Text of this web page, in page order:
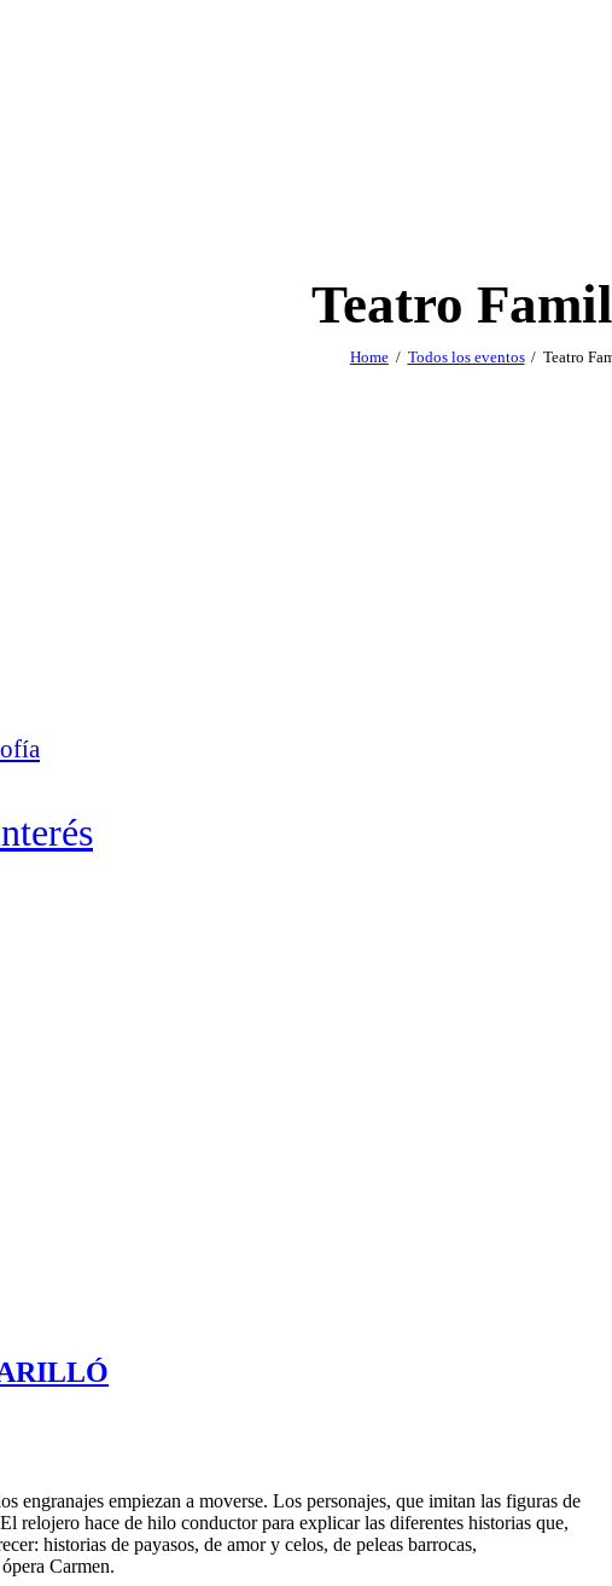
Teatro
Home Todos los eventos Teatro
engranajes empiezan a moverse. Los personajes, que imitan las figuras de
relojero hace de hilo conductor para explicar las diferentes historias que,
historias de payasos, de amor y celos, de peleas barrocas,
Carmen.